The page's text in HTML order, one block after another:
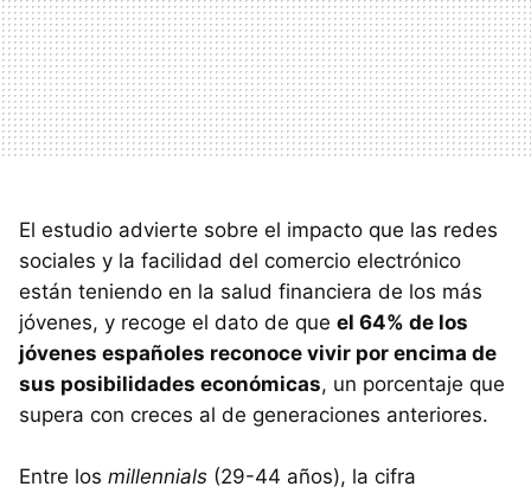
El estudio advierte sobre el impacto que las redes
sociales y la facilidad del comercio electrónico
están teniendo en la salud financiera de los más
jóvenes, y recoge el dato de que el 64% de los
jóvenes españoles reconoce vivir por encima de
sus posibilidades económicas, un porcentaje que
supera con creces al de generaciones anteriores.
Entre los millennials (29-44 años), la cifra